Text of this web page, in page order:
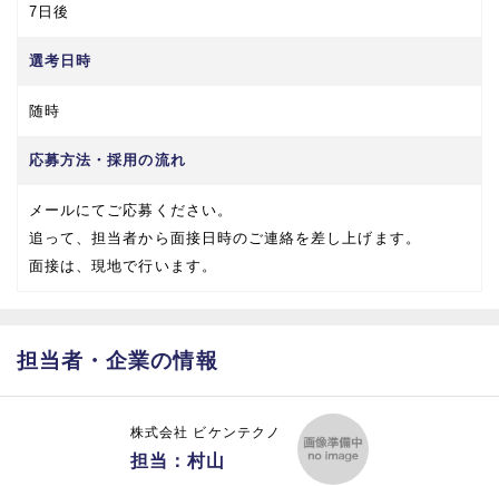
7日後
選考日時
随時
応募方法・採用の流れ
メールにてご応募ください。
追って、担当者から面接日時のご連絡を差し上げます。
面接は、現地で行います。
担当者・企業の情報
株式会社 ビケンテクノ
担当：村山